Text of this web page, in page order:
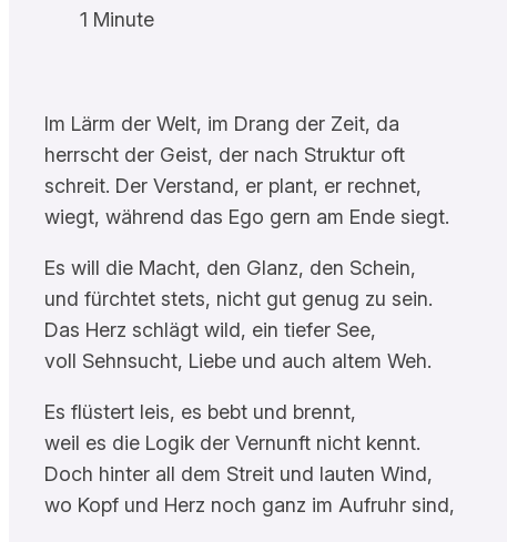
1 Minute
Im Lärm der Welt, im Drang der Zeit, da
herrscht der Geist, der nach Struktur oft
schreit. Der Verstand, er plant, er rechnet,
wiegt, während das Ego gern am Ende siegt.
Es will die Macht, den Glanz, den Schein,
und fürchtet stets, nicht gut genug zu sein.
Das Herz schlägt wild, ein tiefer See,
voll Sehnsucht, Liebe und auch altem Weh.
Es flüstert leis, es bebt und brennt,
weil es die Logik der Vernunft nicht kennt.
Doch hinter all dem Streit und lauten Wind,
wo Kopf und Herz noch ganz im Aufruhr sind,